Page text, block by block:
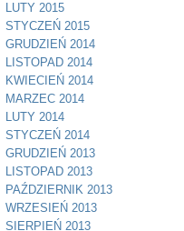
LUTY 2015
STYCZEŃ 2015
GRUDZIEŃ 2014
LISTOPAD 2014
KWIECIEŃ 2014
MARZEC 2014
LUTY 2014
STYCZEŃ 2014
GRUDZIEŃ 2013
LISTOPAD 2013
PAŹDZIERNIK 2013
WRZESIEŃ 2013
SIERPIEŃ 2013